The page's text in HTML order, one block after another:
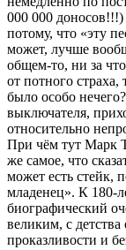
000 000
потому, что «эту
может, лучше
общем-то, ни за
от потного страха,
было особо
выключателя,
относительно
При чём тут Марк
же самое, что
может есть стейк,
младенец». К 180-
биографический
великим, с
проказливости и